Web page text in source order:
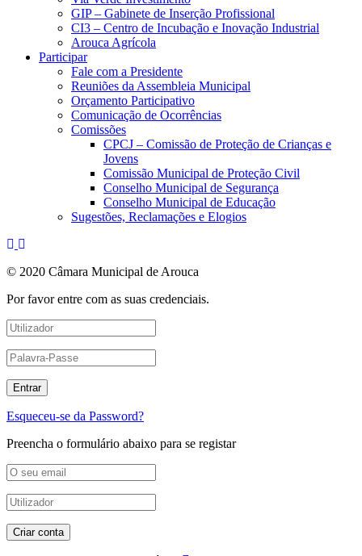
GIP – Gabinete de Inserção Profissional
CI3 – Centro de Incubação e Inovação Industrial
Arouca Agrícola
Participar
Fale com a Presidente
Reuniões da Assembleia Municipal
Orçamento Participativo
Comunicação de Ocorrências
Comissões
CPCJ – Comissão de Proteção de Crianças e
Jovens
Comissão Municipal de Proteção Civil
Conselho Municipal de Segurança
Conselho Municipal de Educação
Sugestões, Reclamações e Elogios
© 2020 Câmara Municipal de Arouca
Por favor entre com as suas credenciais.
Esqueceu-se da Password?
Preencha o formulário abaixo para se registar